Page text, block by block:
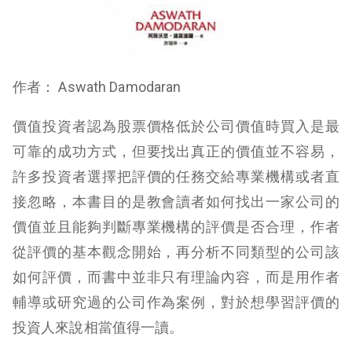
作者： Aswath Damodaran
價值投資者認為股票價格低於公司價值時買入是最
可靠的成功方式，但要找出真正的價值並不容易，
許多投資者選擇把評價的任務交給專業機構或者直
接忽略，本書目的是教會讀者如何找出一家公司的
價值並且能夠判斷專業機構的評價是否合理，作者
從評價的基本觀念開始，再分析不同類型的公司該
如何評價，而書中並非只有理論內容，而是用作者
輔導或研究過的公司作為案例，對於想學習評價的
投資人來說相當值得一讀。